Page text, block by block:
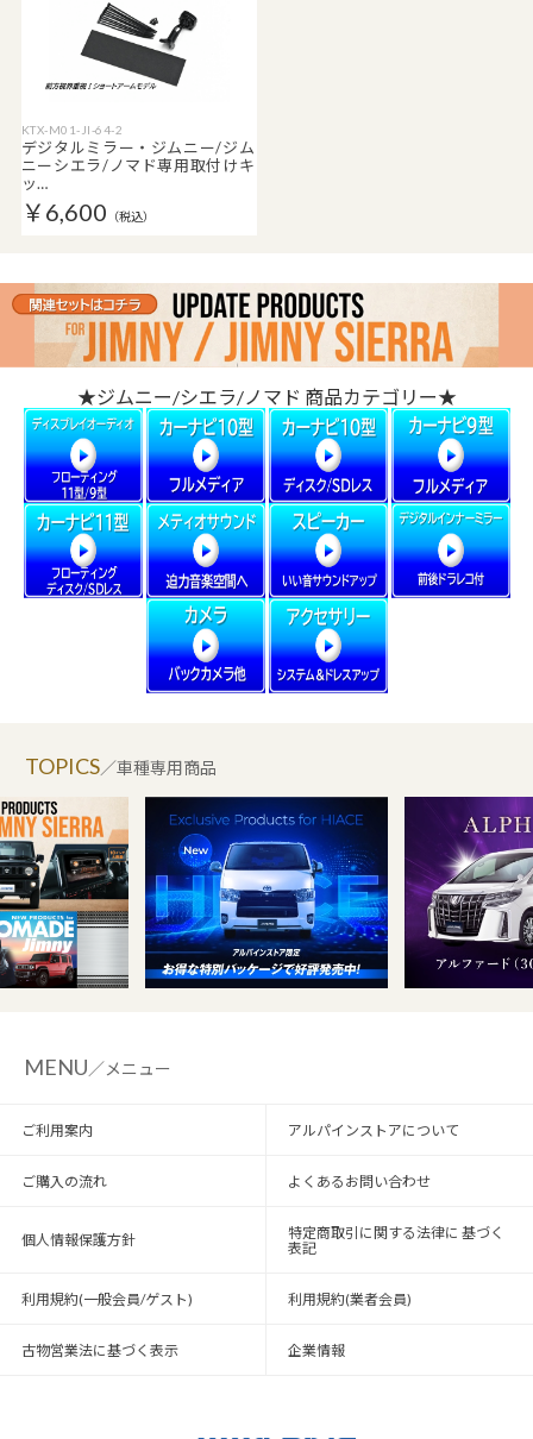
KTX-M01-JI-64-2
デジタルミラー・ジムニー/ジム
ニーシエラ/ノマド専用取付けキ
ッ…
￥6,600 （税込）
★ジムニー/シエラ/ノマド 商品カテゴリー★
／車種専用商品
MENU／メニュー
ご利用案内 アルパインストアについて
ご購入の流れ よくあるお問い合わせ
個人情報保護方針
特定商取引に関する法律に 基づく
表記
利用規約(一般会員/ゲスト) 利用規約(業者会員)
古物営業法に基づく表示 企業情報